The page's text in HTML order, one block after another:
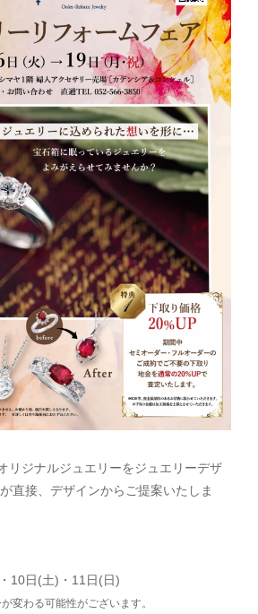
リジナルジュエリーをジュエリーデザ
直接、デザインからご提案いたしま
10日(土)・11日(日)
変わる可能性がございます。